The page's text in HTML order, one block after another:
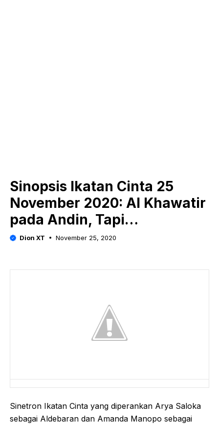
Sinopsis Ikatan Cinta 25
November 2020: Al Khawatir
pada Andin, Tapi…
Dion XT November 25, 2020
Sinetron Ikatan Cinta yang diperankan Arya Saloka
sebagai Aldebaran dan Amanda Manopo sebagai